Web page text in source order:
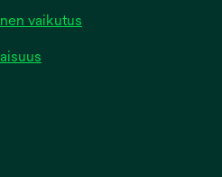
vaikutus